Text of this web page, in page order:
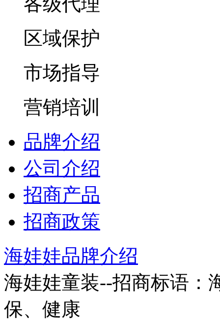
区域保护
市场指导
营销培训
品牌介绍
公司介绍
招商产品
招商政策
海娃娃品牌介绍
海娃娃童装--招商标语：
保、健康